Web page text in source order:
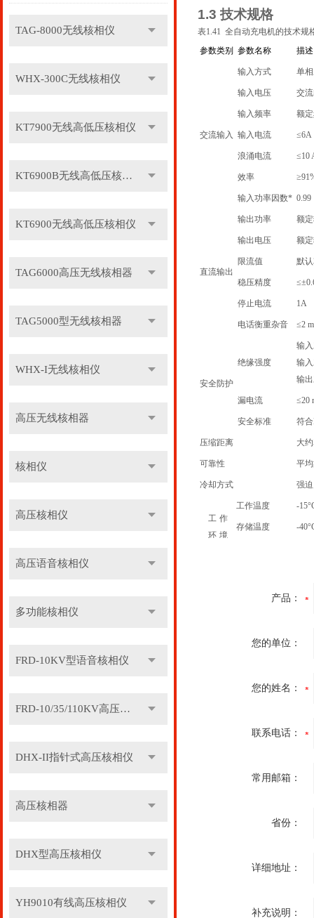
TAG-8000无线核相仪
WHX-300C无线核相仪
KT7900无线高低压核相仪
KT6900B无线高低压核相仪
KT6900无线高低压核相仪
TAG6000高压无线核相器
TAG5000型无线核相器
WHX-I无线核相仪
高压无线核相器
核相仪
高压核相仪
高压语音核相仪
多功能核相仪
FRD-10KV型语音核相仪
FRD-10/35/110KV高压语音核相器
DHX-II指针式高压核相仪
高压核相器
DHX型高压核相仪
YH9010有线高压核相仪
1.3 技术规格
表1.41 全自动充电机的技术规
参数类别
参数名称 描述
交流输入
输入方式 单
输入电压 交
输入频率 额
输入电流 ≤6A
浪涌电流 ≤10
效率 ≥
输入功率因数* 0.99
直流输出
输出功率 额
输出电压 额
限流值 默认
稳压精度 ≤±
停止电流 1A
电话衡重杂音 ≤2
安全防护
绝缘强度
输
输
输
漏电流 ≤20
安全标准 符合
压缩距离 大
可靠性 平
冷却方式 强
工 作
环 境
工作温度 -
存储温度 -
产品：
您的单位：
您的姓名：
联系电话：
常用邮箱：
省份：
详细地址：
补充说明：